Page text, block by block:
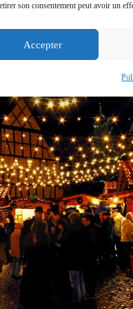
son consentement peut avoir un
Accepter